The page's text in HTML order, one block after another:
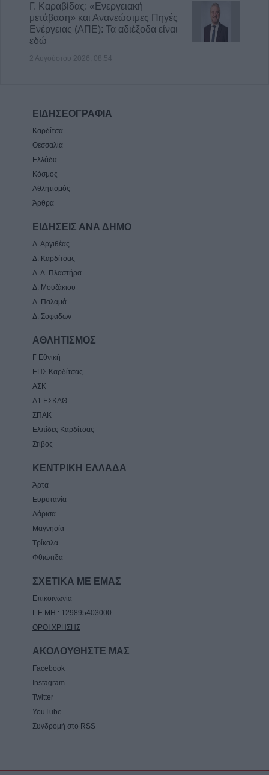
Γ. Καραβίδας: «Ενεργειακή
μετάβαση» και Ανανεώσιμες Πηγές
Ενέργειας (ΑΠΕ): Τα αδιέξοδα είναι
εδώ
2 Αυγούστου 2026, 08:54
ΕΙΔΗΣΕΟΓΡΑΦΙΑ
Καρδίτσα
Θεσσαλία
Ελλάδα
Κόσμος
Αθλητισμός
Άρθρα
ΕΙΔΗΣΕΙΣ ΑΝΑ ΔΗΜΟ
Δ. Αργιθέας
Δ. Καρδίτσας
Δ. Λ. Πλαστήρα
Δ. Μουζάκιου
Δ. Παλαμά
Δ. Σοφάδων
ΑΘΛΗΤΙΣΜΟΣ
Γ Εθνική
ΕΠΣ Καρδίτσας
ΑΣΚ
Α1 ΕΣΚΑΘ
ΣΠΑΚ
Ελπίδες Καρδίτσας
Στίβος
ΚΕΝΤΡΙΚΗ ΕΛΛΑΔΑ
Άρτα
Ευρυτανία
Λάρισα
Μαγνησία
Τρίκαλα
Φθιώτιδα
ΣΧΕΤΙΚΑ ΜΕ ΕΜΑΣ
Επικοινωνία
Γ.Ε.ΜΗ.: 129895403000
ΟΡΟΙ ΧΡΗΣΗΣ
ΑΚΟΛΟΥΘΗΣΤΕ ΜΑΣ
Facebook
Instagram
Twitter
YouTube
Συνδρομή στο RSS